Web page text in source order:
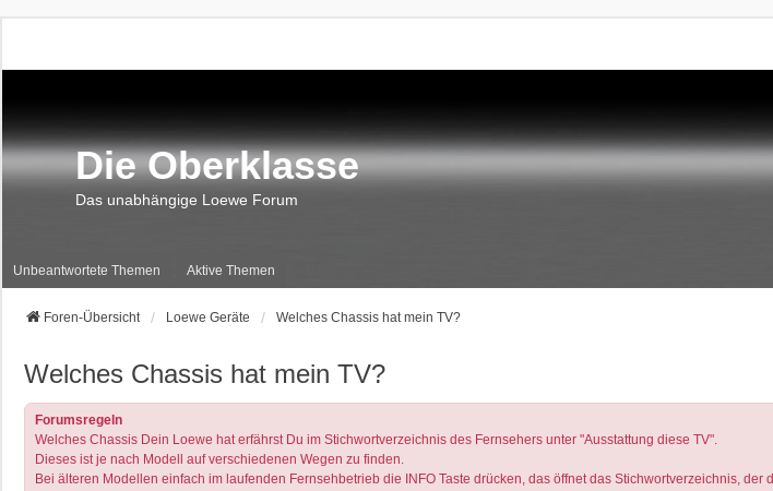
Die Oberklasse
Das unabhängige Loewe Forum
Unbeantwortete Themen Aktive Themen
Foren-Übersicht Loewe Geräte Welches Chassis hat mein TV?
Welches Chassis hat mein TV?
Forumsregeln
Welches Chassis Dein Loewe hat erfährst Du im Stichwortverzeichnis des Fernsehers unter "Ausstattung diese TV".
Dieses ist je nach Modell auf verschiedenen Wegen zu finden.
Bei älteren Modellen einfach im laufenden Fernsehbetrieb die INFO Taste drücken, das öffnet das Stichwortverzeichnis, der